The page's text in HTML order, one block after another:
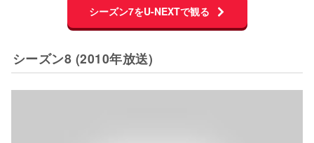
シーズン7をU-NEXTで観る
シーズン8 (2010年放送)